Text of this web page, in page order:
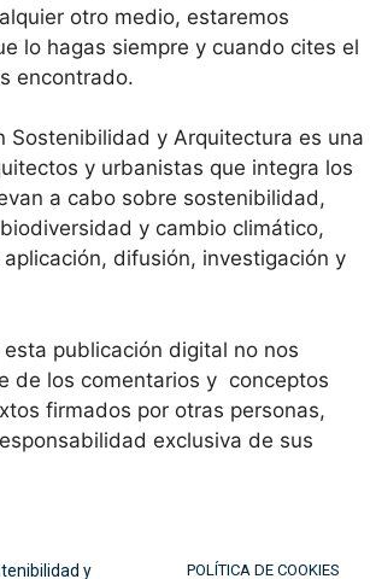
otro medio, estaremos
lo hagas siempre y cuando cites el
encontrado.
Sostenibilidad y Arquitectura es una
y urbanistas que integra los
a cabo sobre sostenibilidad,
y cambio climático,
difusión, investigación y
publicación digital no nos
de los comentarios y conceptos
firmados por otras personas,
exclusiva de sus
y POLÍTICA DE COOKIES